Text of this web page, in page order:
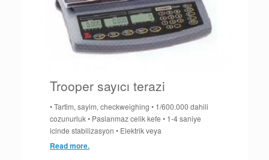
Trooper sayıcı terazi
• Tartim, sayim, checkweighing • 1/600.000 dahili
cozunurluk • Paslanmaz celik kefe • 1-4 saniye
icinde stabilizasyon • Elektrik veya
Read more.